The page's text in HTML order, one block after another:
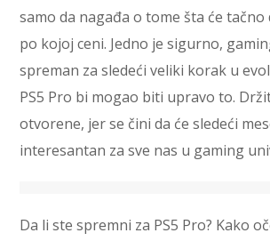
samo da nagađa o tome šta će tačno
po kojoj ceni. Jedno je sigurno,
spreman za sledeći veliki korak u
PS5 Pro bi mogao biti upravo to.
otvorene, jer se čini da će sledeći
interesantan za sve nas u gaming
Da li ste spremni za PS5 Pro? Kako